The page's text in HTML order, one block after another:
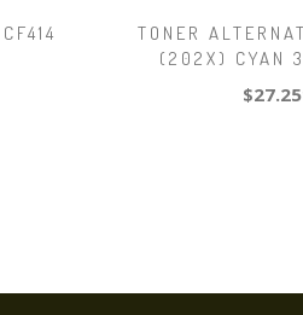
TONER
(202X) CYAN